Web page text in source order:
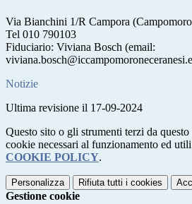
Via Bianchini 1/R Campora
Tel 010 790103
Fiduciario: Viviana Bosch (email:
Notizie
Ultima revisione il 17-09-2024
Questo sito o gli strumenti terzi da
cookie necessari al funzionamento ed
COOKIE POLICY.
Personalizza Rifiuta tutti i cookies
Gestione cookie